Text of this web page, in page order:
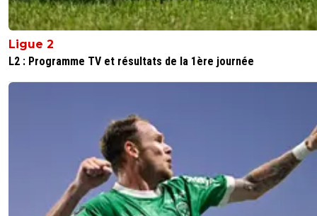
Ligue 2
L2 : Programme TV et résultats de la 1ère journée